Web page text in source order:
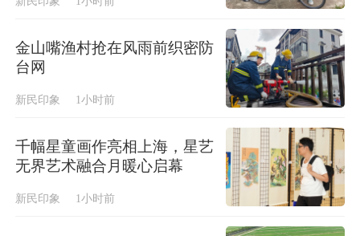
金山嘴渔村抢在风雨前织密防
台网
新民印象 1小时前
千幅星童画作亮相上海，星艺
无界艺术融合月暖心启幕
新民印象 1小时前